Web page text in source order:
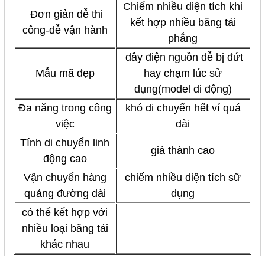
Đơn giản dễ thi
công-dễ vận hành
Chiếm nhiều diện tích khi
kết hợp nhiều băng tải
phẳng
Mẫu mã đẹp
dây điện nguồn dễ bị đứt
hay chạm lúc sử
dụng(model di động)
Đa năng trong công
việc
khó di chuyển hết ví quá
dài
Tính di chuyển linh
động cao
giá thành cao
Vận chuyển hàng
quảng đường dài
chiếm nhiều diện tích sữ
dụng
có thể kết hợp với
nhiều loại băng tải
khác nhau